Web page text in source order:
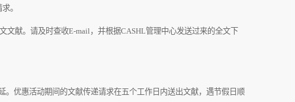
。
文献。请及时查收E-mail ，并根据CASHL管理中心发送过来的全文下
优惠活动期间的文献传递请求在五个工作日内送出文献，遇节假日顺